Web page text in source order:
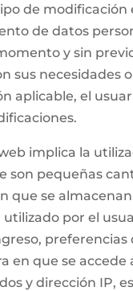
de modificación
de datos
y sin
sus necesidades
aplicable, el
implica la
son pequeñas
que se
por el
preferencias
en que se accede
y dirección IP,